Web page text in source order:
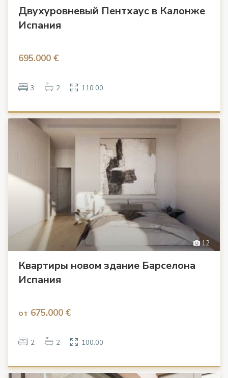
Двухуровневый Пентхаус в Калонже
Испания
695.000 €
3 2 110.00
12
Квартиры новом здание Барселона
Испания
от 675.000 €
2 2 100.00